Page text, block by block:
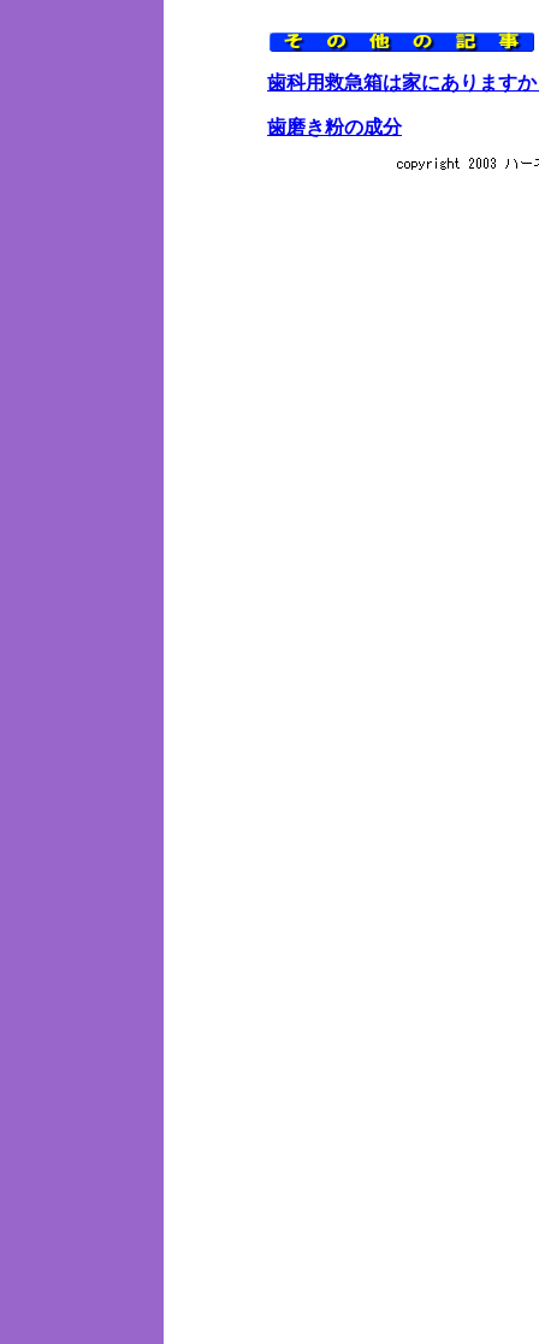
歯科用救急箱は家にあります
歯磨き粉の成分